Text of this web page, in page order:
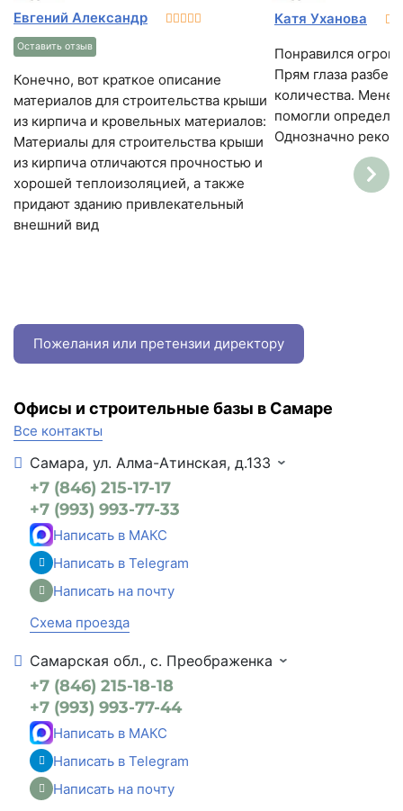
Евгений Александр
Оставить отзыв
Конечно, вот краткое описание
материалов для строительства крыши
из кирпича и кровельных материалов:
Материалы для строительства крыши
из кирпича отличаются прочностью и
хорошей теплоизоляцией, а также
придают зданию привлекательный
внешний вид
Катя Уханова
Понравился
Прям глаза
количества.
помогли
Однозначно
Пожелания или претензии директору
Офисы и строительные базы в Самаре
Все контакты
Самара, ул. Алма-Атинская, д.133
+7 (846) 215-17-17
+7 (993) 993-77-33
Написать в МАКС
Написать в Telegram
Написать на почту
Схема проезда
Самарская обл., с. Преображенка
+7 (846) 215-18-18
+7 (993) 993-77-44
Написать в МАКС
Написать в Telegram
Написать на почту